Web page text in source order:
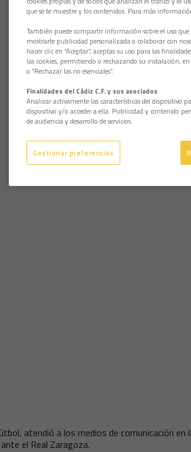
atendió a los medios de comunicación en
el Real Zaragoza.
que se te muestre y los contenidos. Para más
También puede compartir información sobre el uso
mostrarte publicidad personalizada o colaborar con
hacer clic en “Aceptar”, aceptas su uso para las
las cookies, permitiendo o rechazando su instalación,
o “Rechazar las no esenciales”.
Finalidades del Cádiz C.F. y sus asociados
Analizar activamente las características del dispositivo
dispositivo y/o acceder a ella. Publicidad y contenido
de audiencia y desarrollo de servicios.
Gestionar preferencias